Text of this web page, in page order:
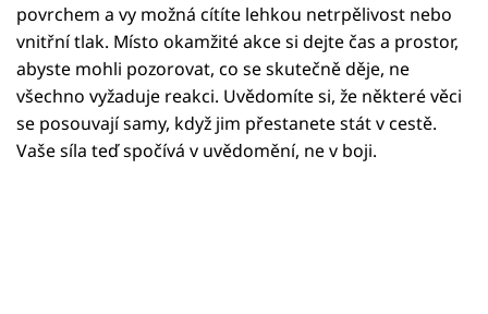
Sledujte prima+
Filmový festival Karlovy Vary
Pořady
povrchem a vy možná cítíte lehkou netrpělivost nebo
vnitřní tlak. Místo okamžité akce si dejte čas a prostor,
abyste mohli pozorovat, co se skutečně děje, ne
všechno vyžaduje reakci. Uvědomíte si, že některé věci
se posouvají samy, když jim přestanete stát v cestě.
Vaše síla teď spočívá v uvědomění, ne v boji.